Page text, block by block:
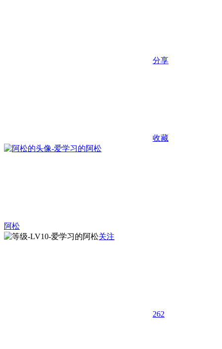
分享
收藏
阿松
关注
262